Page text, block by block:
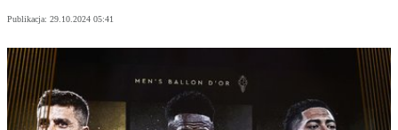
Publikacja: 29.10.2024 05:41